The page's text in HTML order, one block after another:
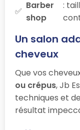
Barber
shop
:
Un salon
cheveux
Que vos
ou crépus, Jb
techniques et
résultat